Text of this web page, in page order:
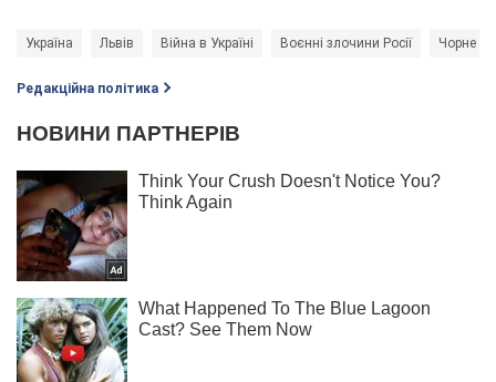
Україна Львів Війна в Україні Воєнні злочини Росії Чорне
Редакційна політика